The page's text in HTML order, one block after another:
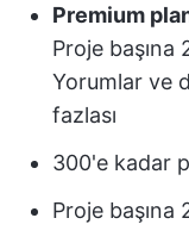
Premium
Proje başına
Yorumlar ve
fazlası
300'e kadar
Proje başına